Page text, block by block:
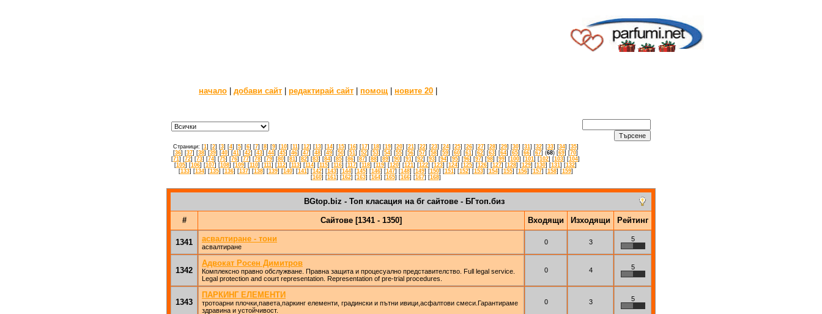
начало добави сайт редактирай сайт помощ новите 20
Страници: [1] [2] [3] [4] [5] [6] [7] [8] [9] [10] [11] [12] [13] [14] [15] [16] [17] [18] [19] [20] [21] [22] [23] [24] [25] [26] [27] [28] [29] [30] [31] [32] [33] [34] [35]
[36] [37] [38] [39] [40] [41] [42] [43] [44] [45] [46] [47] [48] [49] [50] [51] [52] [53] [54] [55] [56] [57] [58] [59] [60] [61] [62] [63] [64] [65] [66] [67] (68) [69] [70]
[71] [72] [73] [74] [75] [76] [77] [78] [79] [80] [81] [82] [83] [84] [85] [86] [87] [88] [89] [90] [91] [92] [93] [94] [95] [96] [97] [98] [99] [100] [101] [102] [103] [104]
[105] [106] [107] [108] [109] [110] [111] [112] [113] [114] [115] [116] [117] [118] [119] [120] [121] [122] [123] [124] [125] [126] [127] [128] [129] [130] [131] [132]
[133] [134] [135] [136] [137] [138] [139] [140] [141] [142] [143] [144] [145] [146] [147] [148] [149] [150] [151] [152] [153] [154] [155] [156] [157] [158] [159]
[160] [161] [162] [163] [164] [165] [166] [167] [168]
BGtop.biz - Топ класация на бг сайтове - БГтоп.биз
# Сайтове [1341 - 1350] Входящи Изходящи Рейтинг
1341 асвалтиране - тони
асвалтиране
0 3 5
1342
Адвокат Росен Димитров
Комплексно правно обслужване. Правна защита и процесуално представителство. Full legal service.
Legal protection and court representation. Representation of pre-trial procedures.
0 4 5
1343
ПАРКИНГ ЕЛЕМЕНТИ
тротоарни плочки,павета,паркинг елементи, градински и пътни ивици,асфалтови смеси.Гарантираме
здравина и устойчивост.
0 3 5